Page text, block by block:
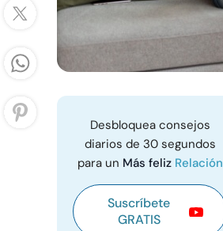
Desbloquea consejos
diarios de 30 segundos
para un Más feliz Relación
Suscríbete
GRATIS